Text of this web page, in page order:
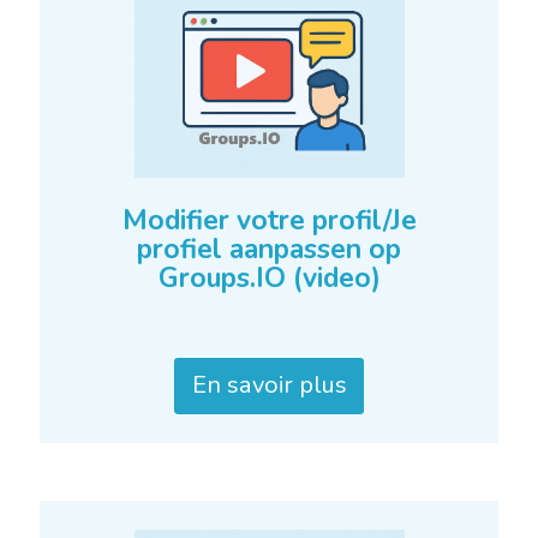
Modifier votre profil/Je
profiel aanpassen op
Groups.IO (video)
En savoir plus